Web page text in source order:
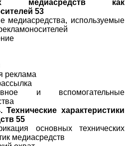
медиасредств как
53
медиасредства, используемые
реклама
и вспомогательные
Технические характеристики
55
основных технических
медиасредств